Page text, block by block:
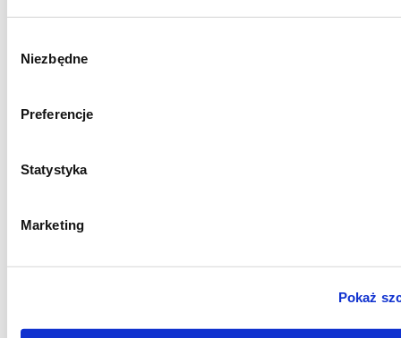
zgody
Niezbędne
Preferencje
Statystyka
Marketing
Pokaż
osobowych znajdziesz wPolityce prywatności.
@fundacjapcpm
Oficjalny profil Fundacji na Facebooku – Polskie